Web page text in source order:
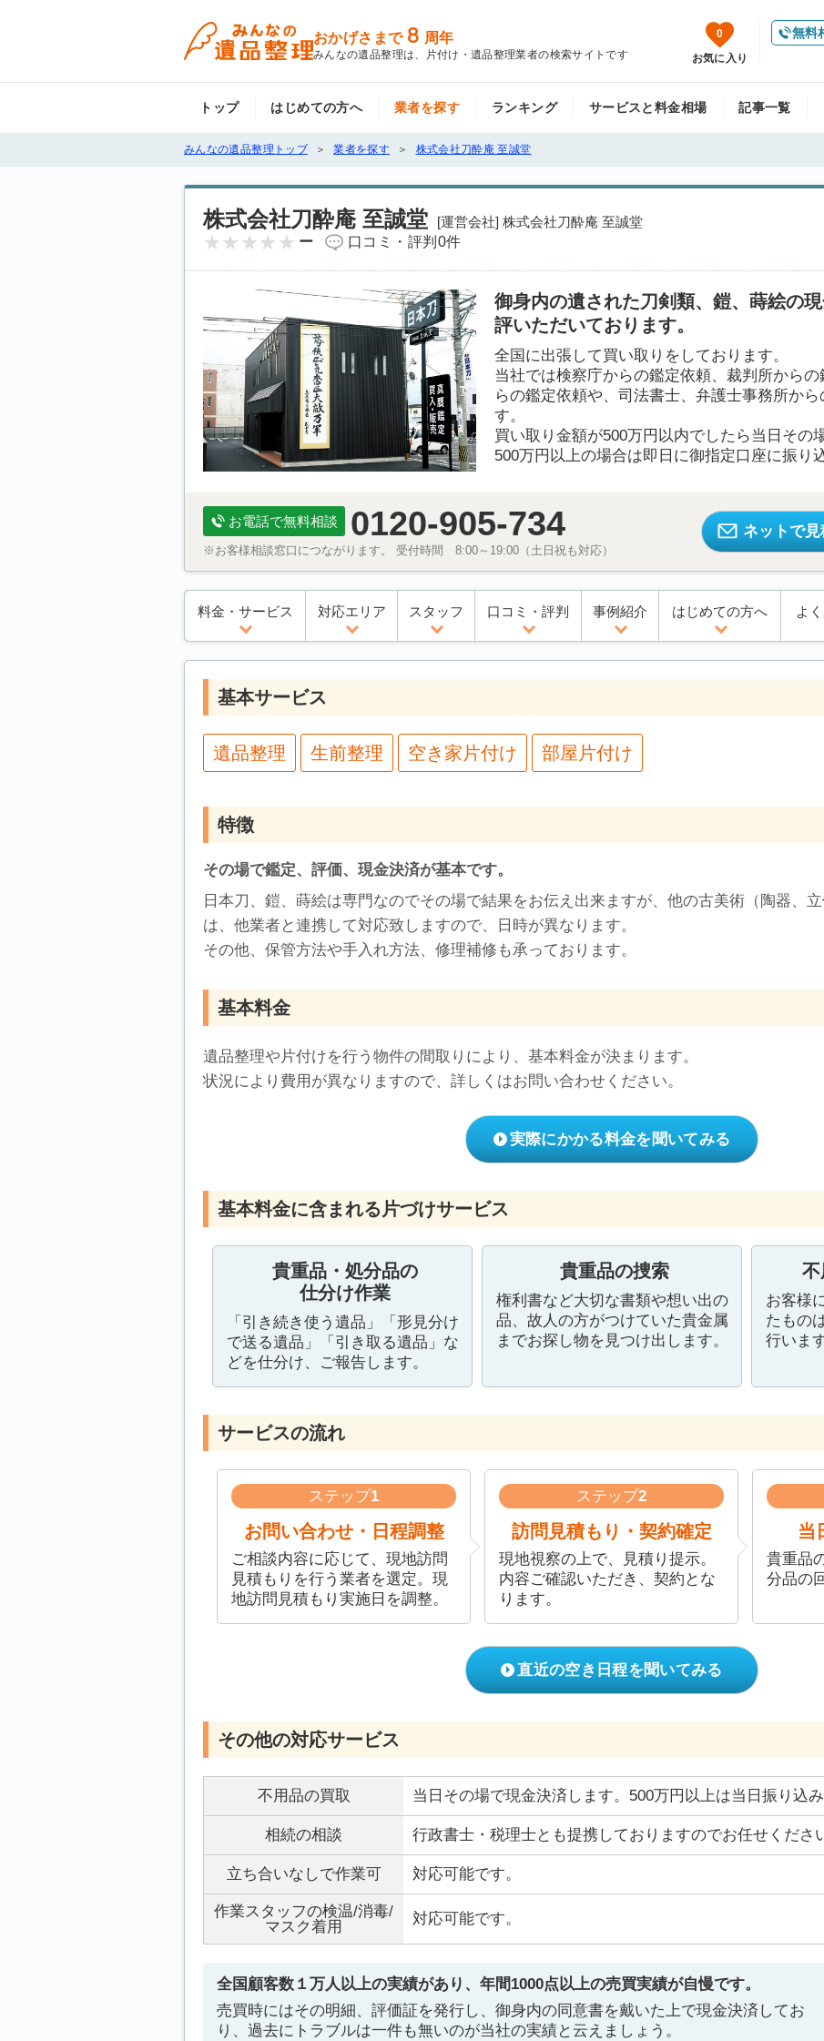
おかげさまで 8 周年
みんなの遺品整理は、片付け・遺品整理業者の検索サイトです
0
お気に入り
無料
トップ はじめての方へ 業者を探す ランキング サービスと料金相場 記事一覧
みんなの遺品整理トップ 業者を探す 株式会社刀酔庵 至誠堂
株式会社刀酔庵 至誠堂
[運営会社] 株式会社刀酔庵 至誠堂
ー
口コミ・評判 0件
御身内の遺された刀剣類、鎧、蒔絵の
評いただいております。
全国に出張して買い取りをしております。
当社では検察庁からの鑑定依頼、裁判所から
らの鑑定依頼や、司法書士、弁護士事務所か
す。
買い取り金額が500万円以内でしたら当日その
500万円以上の場合は即日に御指定口座に振り
お電話で無料相談 0120-905-734
※お客様相談窓口につながります。 受付時間 8:00～19:00（土日祝も対応）
ネットで
料金・サービス 対応エリア スタッフ 口コミ・評判 事例紹介 はじめての方へ よ
基本サービス
遺品整理 生前整理 空き家片付け 部屋片付け
特徴
その場で鑑定、評価、現金決済が基本です。
日本刀、鎧、蒔絵は専門なのでその場で結果をお伝え出来ますが、他の古美術（陶器、
は、他業者と連携して対応致しますので、日時が異なります。
その他、保管方法や手入れ方法、修理補修も承っております。
基本料金
遺品整理や片付けを行う物件の間取りにより、基本料金が決まります。
状況により費用が異なりますので、詳しくはお問い合わせください。
実際にかかる料金を聞いてみる
基本料金に含まれる片づけサービス
貴重品・処分品の
仕分け作業
「引き続き使う遺品」「形見分け
で送る遺品」「引き取る遺品」な
どを仕分け、ご報告します。
貴重品の捜索
権利書など大切な書類や想い出の
品、故人の方がつけていた貴金属
までお探し物を見つけ出します。
不
お客様
たもの
行います
サービスの流れ
ステップ1
お問い合わせ・日程調整
ご相談内容に応じて、現地訪問
見積もりを行う業者を選定。現
地訪問見積もり実施日を調整。
ステップ2
訪問見積もり・契約確定
現地視察の上で、見積り提示。
内容ご確認いただき、契約とな
ります。
当
貴重品
分品の
直近の空き日程を聞いてみる
その他の対応サービス
不用品の買取 当日その場で現金決済します。500万円以上は当日振り込み
相続の相談 行政書士・税理士とも提携しておりますのでお任せくださ
立ち合いなしで作業可 対応可能です。
作業スタッフの検温/消毒/
マスク着用
対応可能です。
全国顧客数１万人以上の実績があり、年間1000点以上の売買実績が自慢です。
売買時にはその明細、評価証を発行し、御身内の同意書を戴いた上で現金決済してお
り、過去にトラブルは一件も無いのが当社の実績と云えましょう。